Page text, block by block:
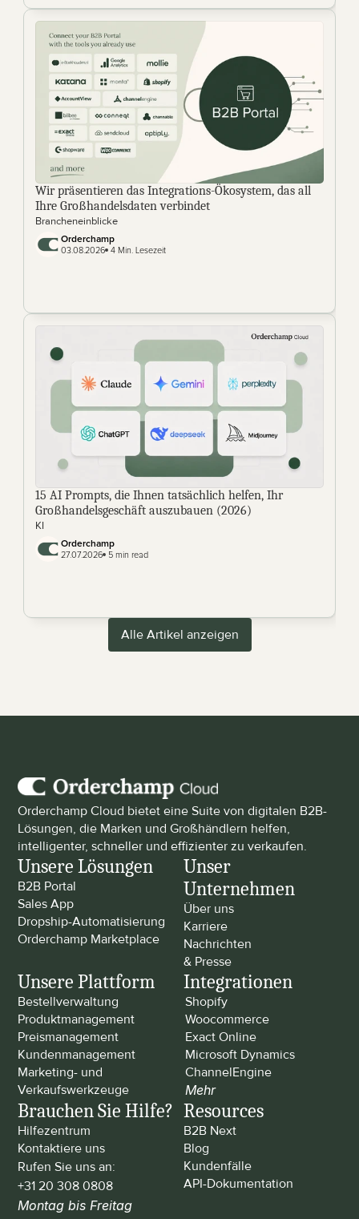
Wir präsentieren das Integrations-Ökosystem, das all
Ihre Großhandelsdaten verbindet
Brancheneinblicke
Orderchamp
03.08.2026 4 Min. Lesezeit
15 AI Prompts, die Ihnen tatsächlich helfen, Ihr
Großhandelsgeschäft auszubauen (2026)
KI
Orderchamp
27.07.2026 5 min read
Alle Artikel anzeigen
Orderchamp Cloud bietet eine Suite von digitalen B2B-
Lösungen, die Marken und Großhändlern helfen,
intelligenter, schneller und effizienter zu verkaufen.
Unsere Lösungen
B2B Portal
Sales App
Dropship-Automatisierung
Orderchamp Marketplace
Unser
Unternehmen
Über uns
Karriere
Nachrichten
& Presse
Unsere Plattform
Bestellverwaltung
Produktmanagement
Preismanagement
Kundenmanagement
Marketing- und
Verkaufswerkzeuge
Integrationen
Shopify
Woocommerce
Exact Online
Microsoft Dynamics
ChannelEngine
Mehr
Brauchen Sie Hilfe?
Hilfezentrum
Kontaktiere uns
Rufen Sie uns an:
+31 20 308 0808
Montag bis Freitag
Resources
B2B Next
Blog
Kundenfälle
API-Dokumentation